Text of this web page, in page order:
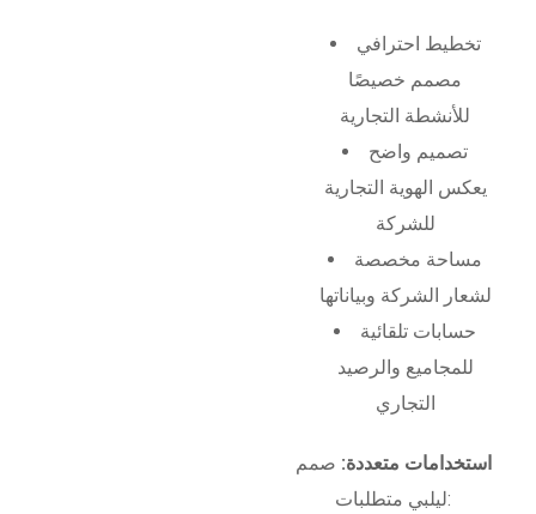
تخطيط احترافي
مصمم خصيصًا
للأنشطة التجارية
تصميم واضح
يعكس الهوية التجارية
للشركة
مساحة مخصصة
لشعار الشركة وبياناتها
حسابات تلقائية
للمجاميع والرصيد
التجاري
استخدامات متعددة: صمم
ليلبي متطلبات: